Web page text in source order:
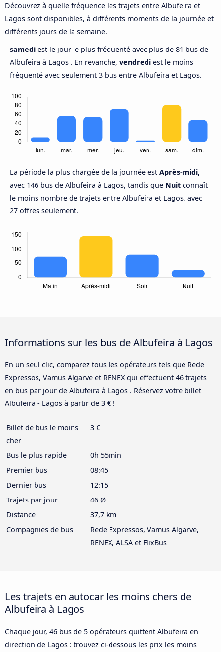
Découvrez à quelle fréquence les trajets entre Albufeira et
Lagos sont disponibles, à différents moments de la journée et
différents jours de la semaine.
samedi est le jour le plus fréquenté avec plus de 81 bus de
Albufeira à Lagos . En revanche, vendredi est le moins
fréquenté avec seulement 3 bus entre Albufeira et Lagos.
La période la plus chargée de la journée est Après-midi,
avec 146 bus de Albufeira à Lagos, tandis que Nuit connaît
le moins nombre de trajets entre Albufeira et Lagos, avec
27 offres seulement.
Informations sur les bus de Albufeira à Lagos
En un seul clic, comparez tous les opérateurs tels que Rede
Expressos, Vamus Algarve et RENEX qui effectuent 46 trajets
en bus par jour de Albufeira à Lagos . Réservez votre billet
Albufeira - Lagos à partir de 3 € !
Billet de bus le moins
cher
3 €
Bus le plus rapide
0h 55min
Premier bus
08:45
Dernier bus
12:15
Trajets par jour
46 Ø
Distance
37,7 km
Compagnies de bus
Rede Expressos, Vamus Algarve,
RENEX, ALSA et FlixBus
Les trajets en autocar les moins chers de
Albufeira à Lagos
Chaque jour, 46 bus de 5 opérateurs quittent Albufeira en
direction de Lagos : trouvez ci-dessous les prix les moins